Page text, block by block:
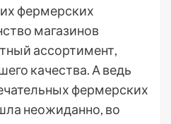
фермерских
магазинов
ассортимент,
качества. А ведь
фермерских
неожиданно, во